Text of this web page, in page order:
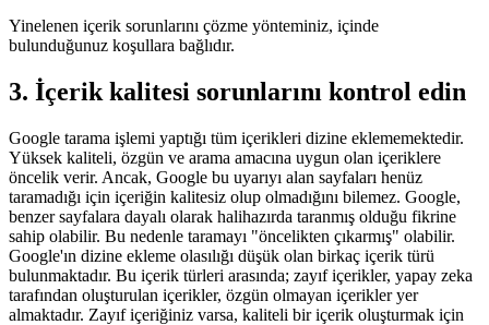
Yinelenen içerik sorunlarını çözme yönteminiz, içinde
bulunduğunuz koşullara bağlıdır.
3. İçerik kalitesi sorunlarını kontrol edin
Google tarama işlemi yaptığı tüm içerikleri dizine eklememektedir.
Yüksek kaliteli, özgün ve arama amacına uygun olan içeriklere
öncelik verir. Ancak, Google bu uyarıyı alan sayfaları henüz
taramadığı için içeriğin kalitesiz olup olmadığını bilemez. Google,
benzer sayfalara dayalı olarak halihazırda taranmış olduğu fikrine
sahip olabilir. Bu nedenle taramayı "öncelikten çıkarmış" olabilir.
Google'ın dizine ekleme olasılığı düşük olan birkaç içerik türü
bulunmaktadır. Bu içerik türleri arasında; zayıf içerikler, yapay zeka
tarafından oluşturulan içerikler, özgün olmayan içerikler yer
almaktadır. Zayıf içeriğiniz varsa, kaliteli bir içerik oluşturmak için